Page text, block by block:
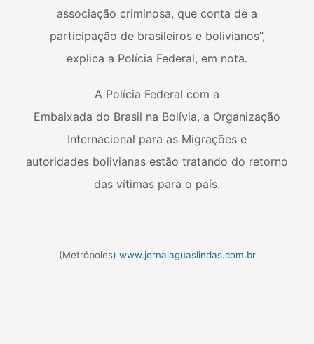
associação criminosa, que conta de a
participação de brasileiros e bolivianos”,
explica a Polícia Federal, em nota.
A Polícia Federal com a
Embaixada do Brasil na Bolívia, a Organização
Internacional para as Migrações e
autoridades bolivianas estão tratando do retorno
das vítimas para o país.
(Metrópoles) www.jornalaguaslindas.com.br